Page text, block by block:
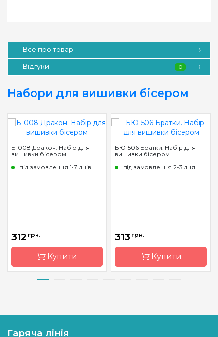
Все про товар
Відгуки
0
Набори для вишивки бісером
Б-008 Дракон. Набір для
вишивки бісером
під замовлення 1-7 днів
312 грн.
Купити
виробник
БЮ-506 Братки. Набір для
вишивки бісером
під замовлення 2-3 дня
313 грн.
Купити
Гаряча лінія